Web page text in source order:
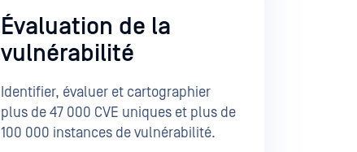
Évaluation de la
vulnérabilité
Identifier, évaluer et cartographier
plus de 47 000 CVE uniques et plus de
100 000 instances de vulnérabilité.